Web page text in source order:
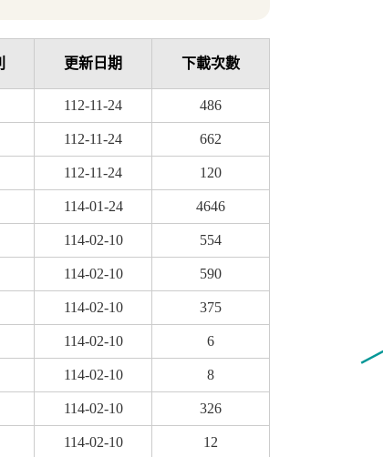
更新日期 下載次數
112-11-24 486
112-11-24 662
112-11-24 120
114-01-24 4646
114-02-10 554
114-02-10 590
114-02-10 375
114-02-10 6
114-02-10 8
114-02-10 326
114-02-10 12